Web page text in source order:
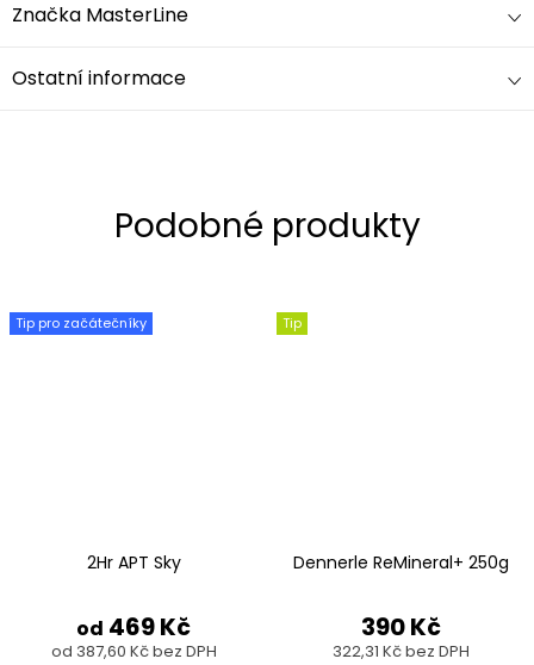
Značka MasterLine
Ostatní informace
Tip pro začátečníky
2Hr APT Sky
od 387,60 Kč bez DPH
od 469 Kč
Tip
Dennerle ReMineral+ 250g
322,31 Kč bez DPH
390 Kč